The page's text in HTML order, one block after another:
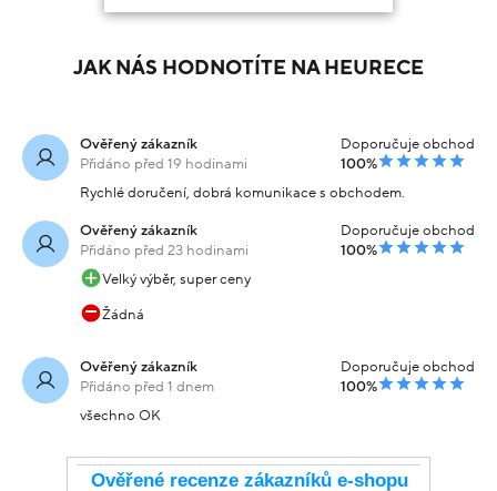
JAK NÁS HODNOTÍTE NA HEURECE
Ověřený zákazník
Přidáno před 19 hodinami
Doporučuje obchod
100%
Rychlé doručení, dobrá komunikace s obchodem.
Ověřený zákazník
Přidáno před 23 hodinami
Doporučuje obchod
100%
Velký výběr, super ceny
Žádná
Ověřený zákazník
Přidáno před 1 dnem
Doporučuje obchod
100%
všechno OK